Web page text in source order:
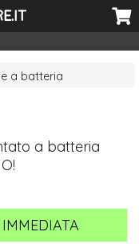
a batteria
a batteria
!